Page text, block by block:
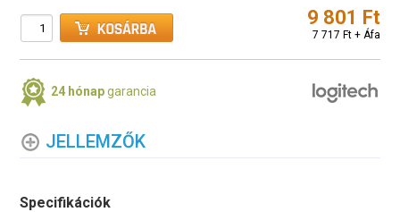
9 801 Ft
7 717 Ft + Áfa
24 hónapgarancia
JELLEMZŐK
Specifikációk